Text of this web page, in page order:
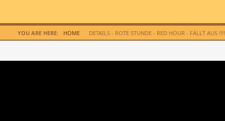
YOU ARE HERE: HOME DETAILS - ROTE STUNDE - RED HOUR - FÄLLT AUS !!!!